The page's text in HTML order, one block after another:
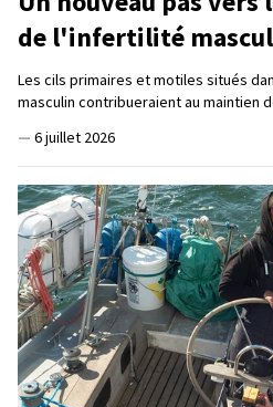
de l'infertilité
Les cils primaires et motiles situés
masculin contribueraient au maintien
— 6 juillet 2026